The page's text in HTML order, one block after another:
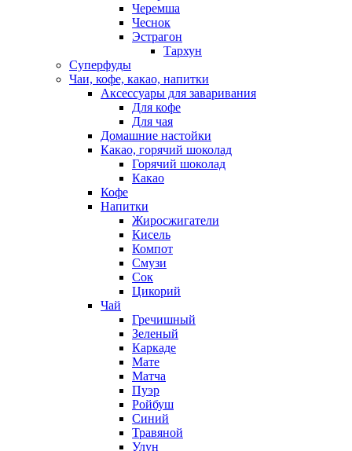
Черемша
Чеснок
Эстрагон
Тархун
Суперфуды
Чаи, кофе, какао, напитки
Аксессуары для заваривания
Для кофе
Для чая
Домашние настойки
Какао, горячий шоколад
Горячий шоколад
Какао
Кофе
Напитки
Жиросжигатели
Кисель
Компот
Смузи
Сок
Цикорий
Чай
Гречишный
Зеленый
Каркаде
Мате
Матча
Пуэр
Ройбуш
Синий
Травяной
Улун